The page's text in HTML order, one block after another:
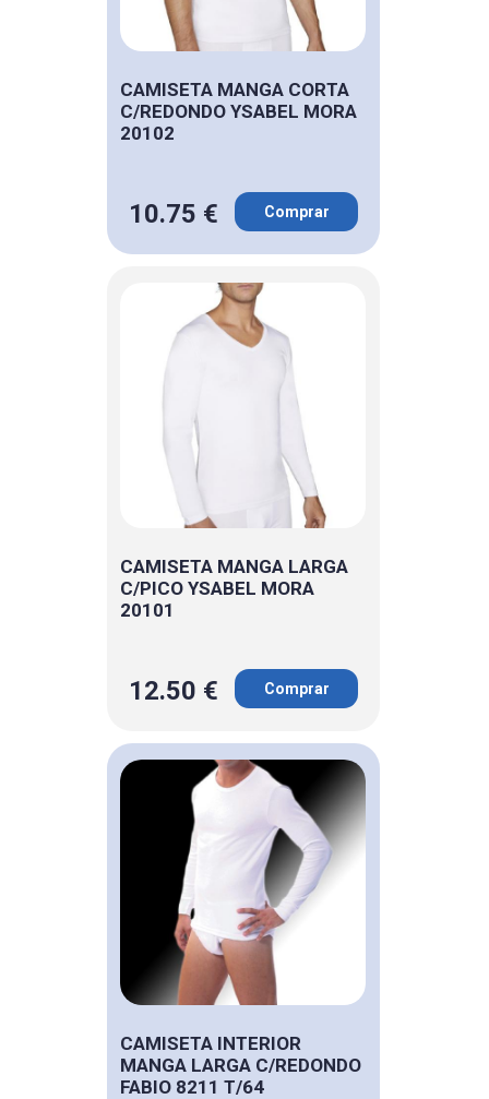
CAMISETA MANGA CORTA
C/REDONDO YSABEL MORA
20102
10.75 € Comprar
CAMISETA MANGA LARGA
C/PICO YSABEL MORA
20101
12.50 € Comprar
CAMISETA INTERIOR
MANGA LARGA C/REDONDO
FABIO 8211 T/64